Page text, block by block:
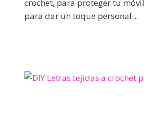
crochet, para proteger tu
para dar un toque personal…